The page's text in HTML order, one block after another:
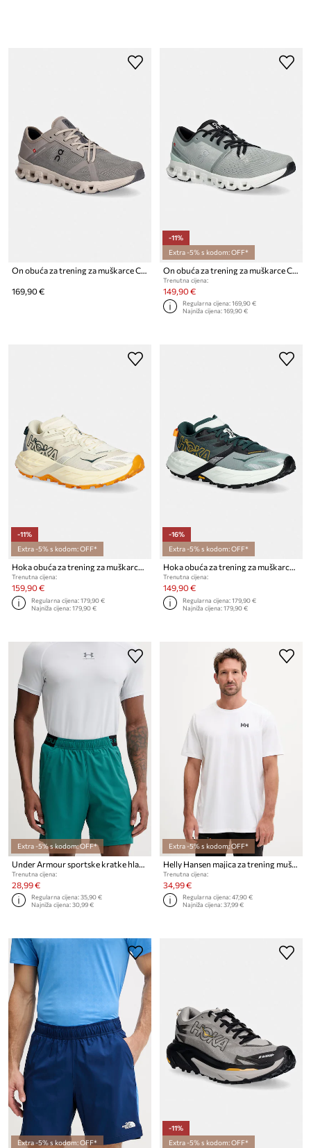
On obuća za trening za muškarce Cloud X 4 AD
169,90 €
-11%
Extra -5% s kodom: OFF*
On obuća za trening za muškarce Cloud X 4
Trenutna cijena:
149,90 €
Regularna cijena:169,90 €
Najniža cijena:169,90 €
-11%
Extra -5% s kodom: OFF*
Hoka obuća za trening za muškarce Speedgoat 7
Trenutna cijena:
159,90 €
Regularna cijena:179,90 €
Najniža cijena:179,90 €
-16%
Extra -5% s kodom: OFF*
Hoka obuća za trening za muškarce Speedgoat 7
Trenutna cijena:
149,90 €
Regularna cijena:179,90 €
Najniža cijena:179,90 €
Extra -5% s kodom: OFF*
Trenutna cijena:
28,99 €
Regularna cijena:35,90 €
Najniža cijena:30,99 €
Extra -5% s kodom: OFF*
Trenutna cijena:
34,99 €
Regularna cijena:47,90 €
Najniža cijena:37,99 €
Extra -5% s kodom: OFF*
-11%
Extra -5% s kodom: OFF*